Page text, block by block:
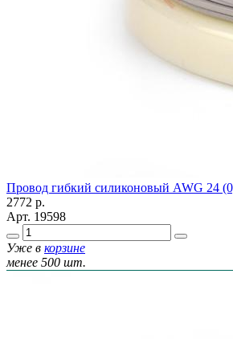
Провод гибкий силиконовый AWG 24
2772 р.
Арт. 19598
Уже в корзине
менее 500 шт.